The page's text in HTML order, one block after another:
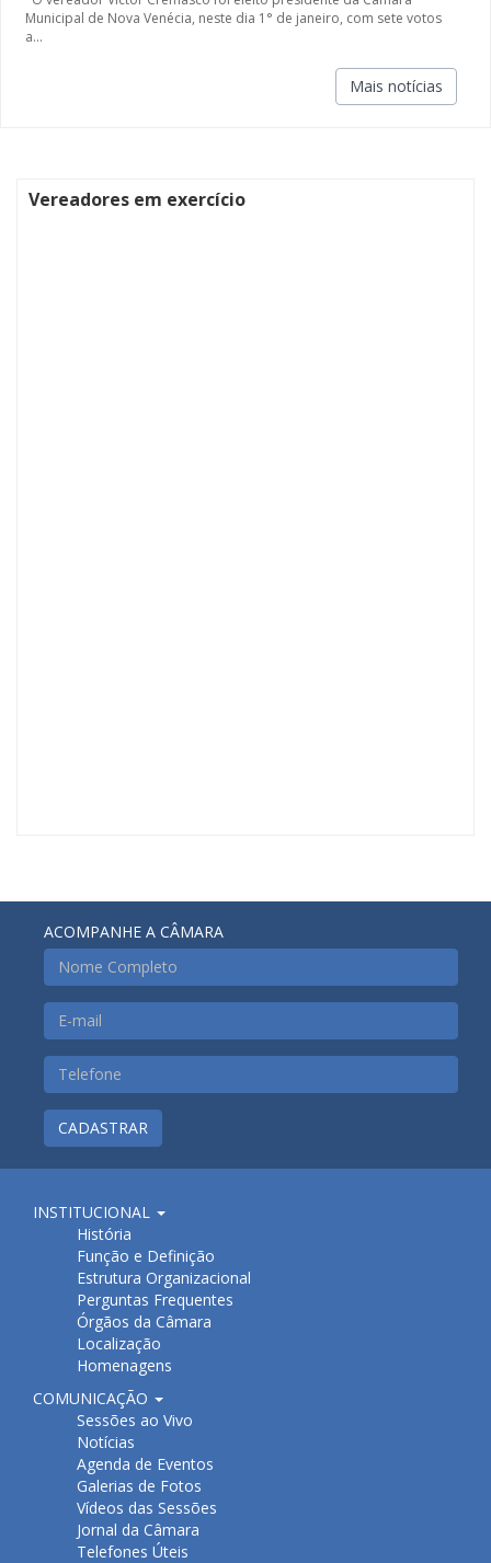
Municipal de Nova Venécia, neste dia 1° de janeiro, com sete votos
a...
Mais notícias
Vereadores em exercício
ACOMPANHE A CÂMARA
CADASTRAR
INSTITUCIONAL
História
Função e Definição
Estrutura Organizacional
Perguntas Frequentes
Órgãos da Câmara
Localização
Homenagens
COMUNICAÇÃO
Sessões ao Vivo
Notícias
Agenda de Eventos
Galerias de Fotos
Vídeos das Sessões
Jornal da Câmara
Telefones Úteis